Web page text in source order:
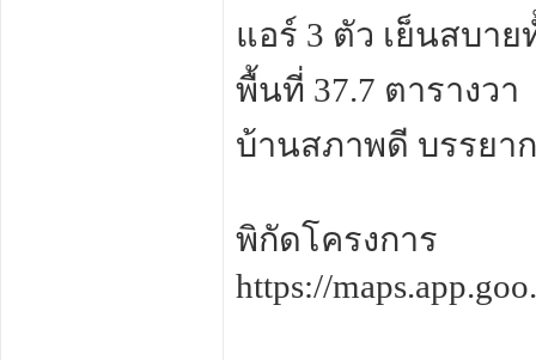
แอร์ 3 ตัว เย็นสบาย
พื้นที่ 37.7 ตารางวา
บ้านสภาพดี บรรยา
พิกัดโครงการ
https://